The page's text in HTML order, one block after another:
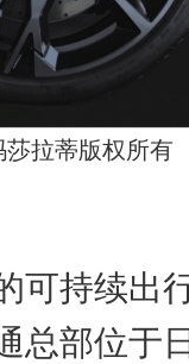
拉蒂版权所有
可持续出
总部位于